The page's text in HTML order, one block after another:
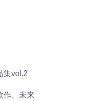
集vol.2
作、未来